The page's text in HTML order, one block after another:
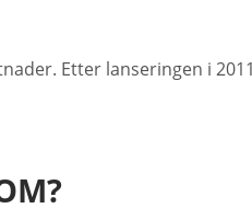
Etter lanseringen i